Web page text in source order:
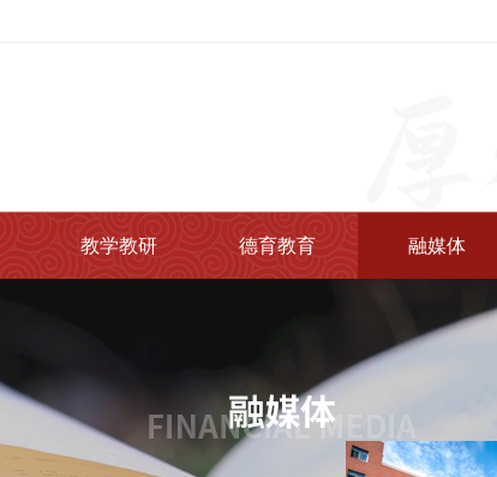
教学教研 德育教育 融媒体